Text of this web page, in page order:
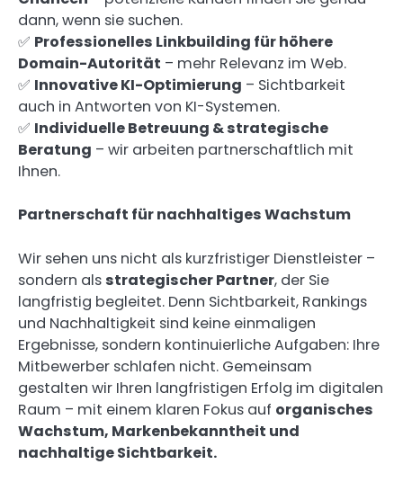
dann, wenn sie suchen.
✅ Professionelles Linkbuilding für höhere
Domain-Autorität – mehr Relevanz im Web.
✅ Innovative KI-Optimierung – Sichtbarkeit
auch in Antworten von KI-Systemen.
✅ Individuelle Betreuung & strategische
Beratung – wir arbeiten partnerschaftlich mit
Ihnen.
Partnerschaft für nachhaltiges Wachstum
Wir sehen uns nicht als kurzfristiger Dienstleister –
sondern als strategischer Partner, der Sie
langfristig begleitet. Denn Sichtbarkeit, Rankings
und Nachhaltigkeit sind keine einmaligen
Ergebnisse, sondern kontinuierliche Aufgaben: Ihre
Mitbewerber schlafen nicht. Gemeinsam
gestalten wir Ihren langfristigen Erfolg im digitalen
Raum – mit einem klaren Fokus auf organisches
Wachstum, Markenbekanntheit und
nachhaltige Sichtbarkeit.